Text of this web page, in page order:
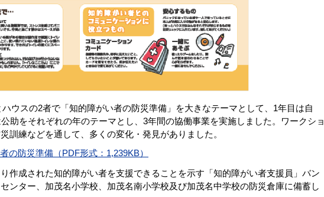
ウスの2者で「知的障がい者の防災準備」を大きなテーマとして、1年目は自
助をそれぞれの年のテーマとし、3年間の協働事業を実施しました。ワークショ
訓練などを通して、多くの変化・発見がありました。
防災準備（PDF形式：1,239KB）
作成された知的障がい者を支援できることを示す「知的障がい者支援員」バン
ンター、加茂名小学校、加茂名南小学校及び加茂名中学校の防災倉庫に備蓄し